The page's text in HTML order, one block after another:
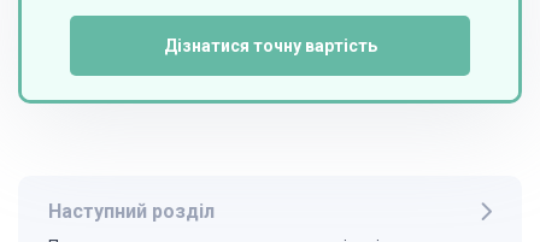
Дізнатися точну вартість
Наступний розділ